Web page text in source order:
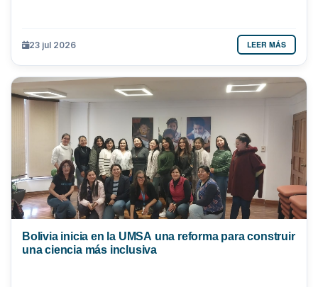
23 jul 2026 LEER MÁS
Bolivia inicia en la UMSA una reforma para construir
una ciencia más inclusiva